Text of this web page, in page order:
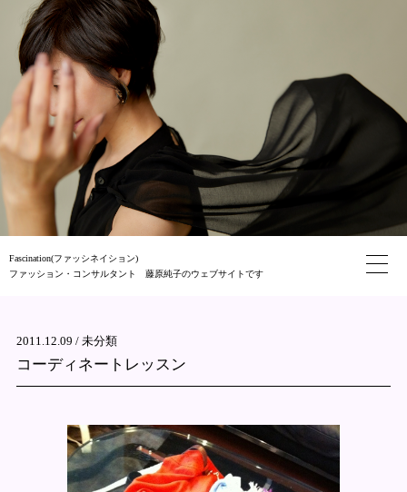
Fascination(ファッシネイション)
ファッション・コンサルタント 藤原純子のウェブサイトです
2011.12.09 / 未分類
コーディネートレッスン